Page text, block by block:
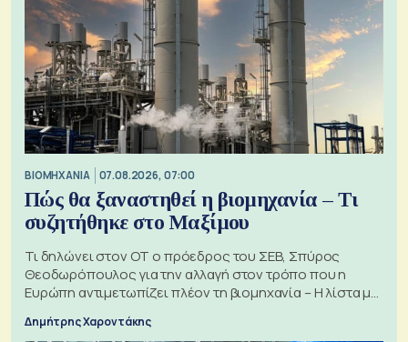
ΒΙΟΜΗΧΑΝΙΑ 07.08.2026, 07:00
Πώς θα ξαναστηθεί η βιομηχανία – Τι
συζητήθηκε στο Μαξίμου
Τι δηλώνει στον ΟΤ ο πρόεδρος του ΣΕΒ, Σπύρος
Θεοδωρόπουλος για την αλλαγή στον τρόπο που η
Ευρώπη αντιμετωπίζει πλέον τη βιομηχανία – Η λίστα με
Δημήτρης Χαροντάκης